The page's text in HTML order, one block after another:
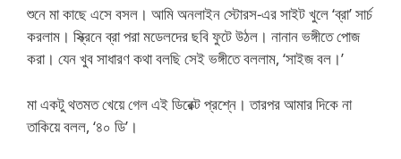
শুনে মা কাছে এসে বসল। আমি অনলাইন স্টোরস-এর সাইট খুলে ‘ব্রা’ সার্চ
করলাম। স্ক্রিনে ব্রা পরা মডেলদের ছবি ফুটে উঠল। নানান ভঙ্গীতে পোজ
করা। যেন খুব সাধারণ কথা বলছি সেই ভঙ্গীতে বললাম, ‘সাইজ বল।’
মা একটু থতমত খেয়ে গেল এই ডিরেক্ট প্রশ্নে। তারপর আমার দিকে না
তাকিয়ে বলল, ‘৪০ ডি’।